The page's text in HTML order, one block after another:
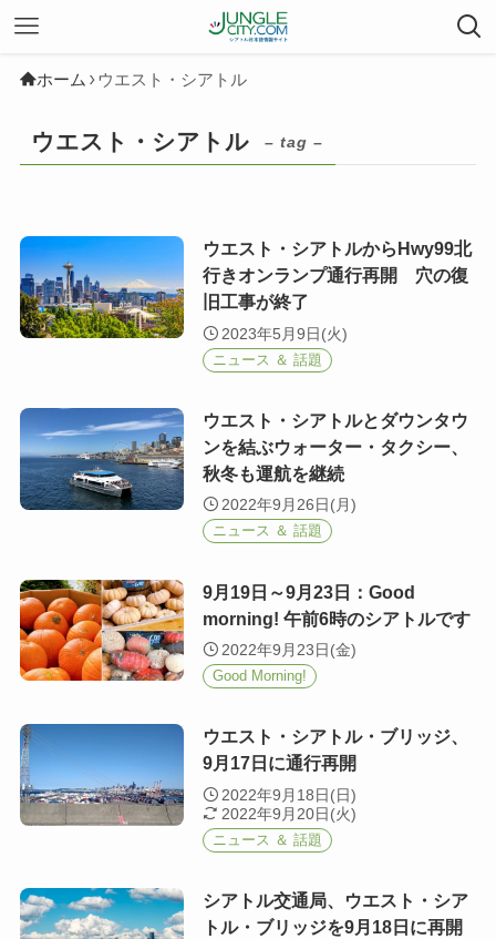
ホーム ウエスト・シアトル
ウエスト・シアトル – tag –
ウエスト・シアトルからHwy99北
行きオンランプ通行再開 穴の復
旧工事が終了
2023年5月9日(火)
ニュース ＆ 話題
ウエスト・シアトルとダウンタウ
ンを結ぶウォーター・タクシー、
秋冬も運航を継続
2022年9月26日(月)
ニュース ＆ 話題
9月19日～9月23日：Good
morning! 午前6時のシアトルです
2022年9月23日(金)
Good Morning!
ウエスト・シアトル・ブリッジ、
9月17日に通行再開
2022年9月18日(日)
2022年9月20日(火)
ニュース ＆ 話題
シアトル交通局、ウエスト・シア
トル・ブリッジを9月18日に再開